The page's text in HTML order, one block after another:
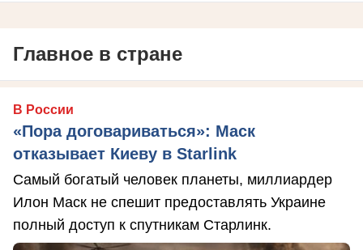
Главное в стране
В России
«Пора договариваться»: Маск
отказывает Киеву в Starlink
Самый богатый человек планеты, миллиардер
Илон Маск не спешит предоставлять Украине
полный доступ к спутникам Старлинк.